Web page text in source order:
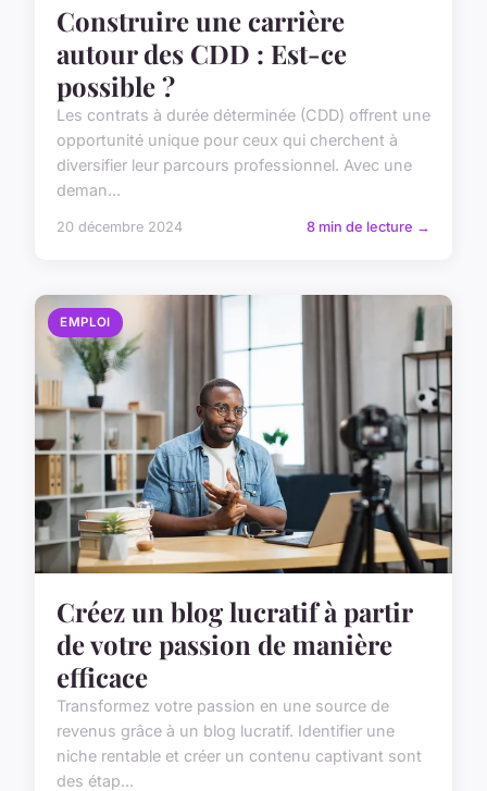
Construire une carrière
autour des CDD : Est-ce
possible ?
Les contrats à durée déterminée (CDD) offrent une
opportunité unique pour ceux qui cherchent à
diversifier leur parcours professionnel. Avec une
deman...
20 décembre 2024 8 min de lecture →
EMPLOI
Créez un blog lucratif à partir
de votre passion de manière
efficace
Transformez votre passion en une source de
revenus grâce à un blog lucratif. Identifier une
niche rentable et créer un contenu captivant sont
des étap...